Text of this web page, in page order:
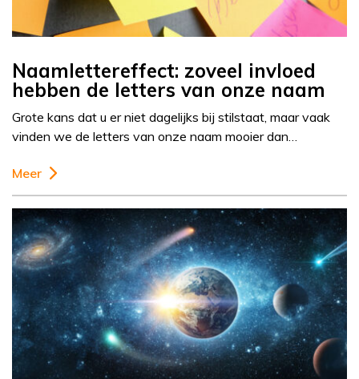
Naamlettereffect: zoveel invloed
hebben de letters van onze naam
Grote kans dat u er niet dagelijks bij stilstaat, maar vaak
vinden we de letters van onze naam mooier dan…
Meer